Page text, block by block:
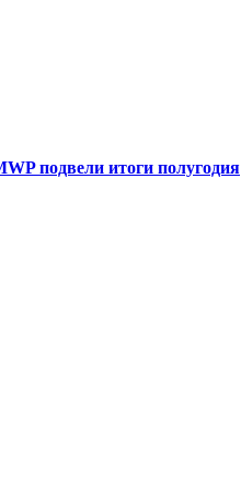
подвели итоги полугодия